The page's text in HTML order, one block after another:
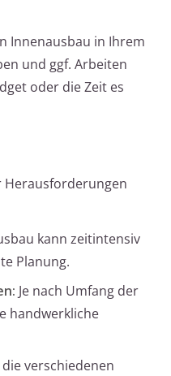
Innenausbau in Ihrem
und ggf. Arbeiten
oder die Zeit es
Herausforderungen
kann zeitintensiv
Planung.
Je nach Umfang der
handwerkliche
verschiedenen